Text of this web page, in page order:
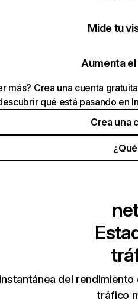
Mide tu
Aumenta
más? Crea una cuenta
qué está pasando en
Crea una
del
tráfico